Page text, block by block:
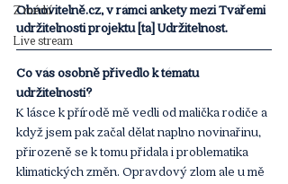
Z médií
Live stream
Obnovitelně.cz, v rámci ankety mezi Tvářemi
udržitelnosti projektu [ta] Udržitelnost.
Co vás osobně přivedlo k tématu
udržitelnosti?
K lásce k přírodě mě vedli od malička rodiče a
když jsem pak začal dělat naplno novinařinu,
přirozeně se k tomu přidala i problematika
klimatických změn. Opravdový zlom ale u mě